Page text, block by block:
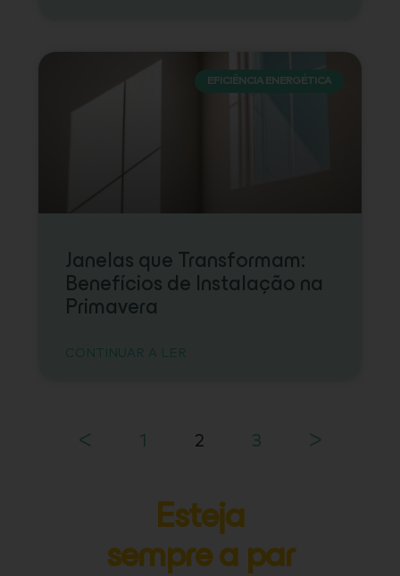
EFICIÊNCIA ENERGÉTICA
Janelas que Transformam:
Benefícios de Instalação na
Primavera
CONTINUAR A LER
ᐸ 1 2 3 ᐳ
Esteja
sempre a par